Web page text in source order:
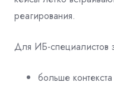
реагирования.
Для ИБ-специалистов
больше